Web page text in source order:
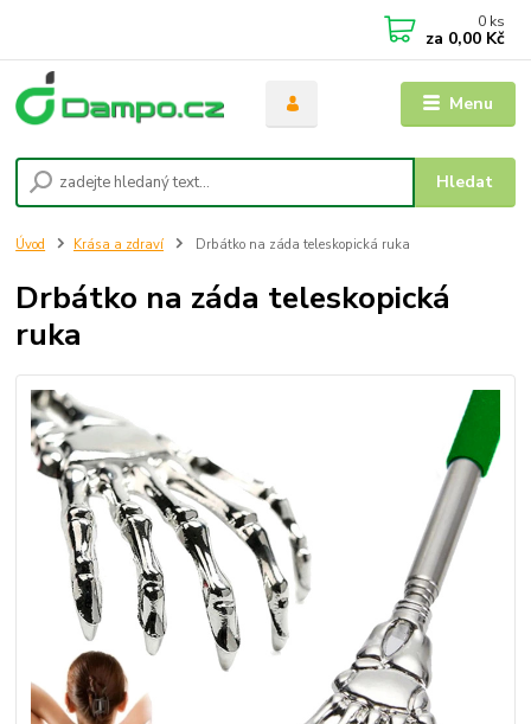
Menu
Hledat
0 ks
za 0,00 Kč
Úvod Krása a zdraví Drbátko na záda teleskopická ruka
Drbátko na záda teleskopická
ruka